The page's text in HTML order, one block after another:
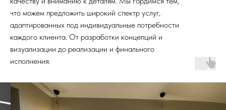
что можем предложить широкий спектр услуг,
адаптированных под индивидуальные потребности
каждого клиента. От разработки концепций и
визуализации до реализации и финального
исполнения.